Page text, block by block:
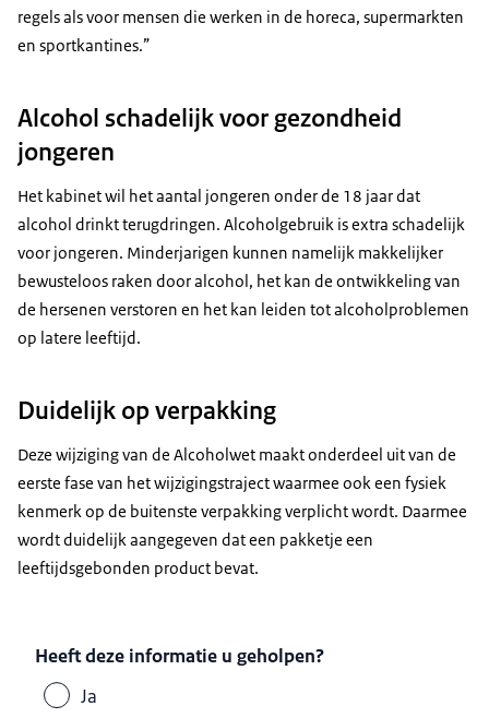
regels als voor mensen die werken in de horeca, supermarkten
en sportkantines.”
Alcohol schadelijk voor gezondheid
jongeren
Het kabinet wil het aantal jongeren onder de 18 jaar dat
alcohol drinkt terugdringen. Alcoholgebruik is extra schadelijk
voor jongeren. Minderjarigen kunnen namelijk makkelijker
bewusteloos raken door alcohol, het kan de ontwikkeling van
de hersenen verstoren en het kan leiden tot alcoholproblemen
op latere leeftijd.
Duidelijk op verpakking
Deze wijziging van de Alcoholwet maakt onderdeel uit van de
eerste fase van het wijzigingstraject waarmee ook een fysiek
kenmerk op de buitenste verpakking verplicht wordt. Daarmee
wordt duidelijk aangegeven dat een pakketje een
leeftijdsgebonden product bevat.
Heeft deze informatie u geholpen?
Ja